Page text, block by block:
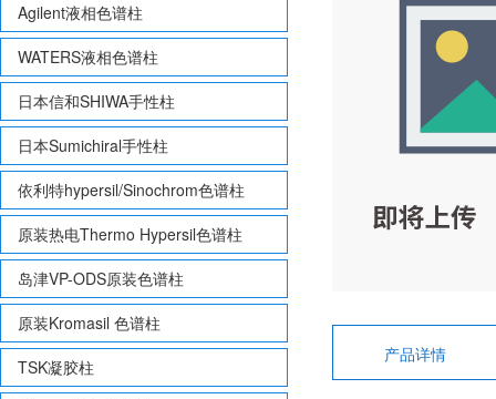
Agilent液相色谱柱
WATERS液相色谱柱
日本信和SHIWA手性柱
日本Sumichiral手性柱
依利特hypersil/Sinochrom色谱柱
原装热电Thermo Hypersil色谱柱
岛津VP-ODS原装色谱柱
原装Kromasil 色谱柱
TSK凝胶柱
产品详情